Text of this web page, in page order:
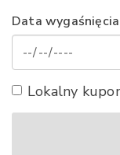
Data
Lokalny